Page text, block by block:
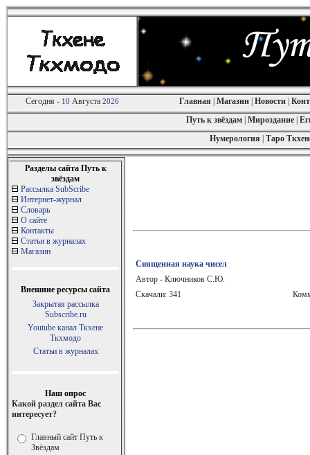
Сегодня - 10 Августа2026 Главная Магазин Новости
Путь к звёздам| Мироздание|
Нумерология
Таро
Разделы сайта Путь к
звёздам
Рассылка SubScribe
Интернет-журнал
Словарь
О сайте
Контакты
Статьи в журналах
Магазин
Внешние ресурсы сайта
Закрытая рассылка
Subscribe.ru
Youtube канал Ткхене
Ткхмодо
Статьи в журналах
Наш опрос
Какой раздел сайта Вас
интересует?
Главный сайт Путь к
Звёздам
Священная наука чисел
Автор - Ключников С.Ю.
Скачали: 341